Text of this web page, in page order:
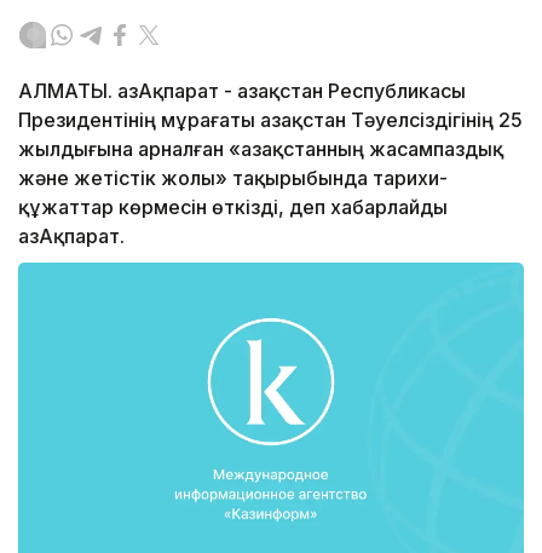
АЛМАТЫ. ҚазАқпарат - Қазақстан Республикасы
Президентінің мұрағаты Қазақстан Тәуелсіздігінің 25
жылдығына арналған «Қазақстанның жасампаздық
және жетістік жолы» тақырыбында тарихи-
құжаттар көрмесін өткізді, деп хабарлайды
ҚазАқпарат.